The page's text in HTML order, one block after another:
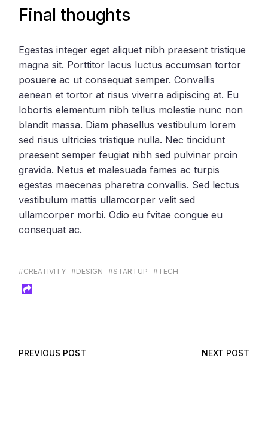
Final thoughts
Egestas integer eget aliquet nibh praesent tristique
magna sit. Porttitor lacus luctus accumsan tortor
posuere ac ut consequat semper. Convallis
aenean et tortor at risus viverra adipiscing at. Eu
lobortis elementum nibh tellus molestie nunc non
blandit massa. Diam phasellus vestibulum lorem
sed risus ultricies tristique nulla. Nec tincidunt
praesent semper feugiat nibh sed pulvinar proin
gravida. Netus et malesuada fames ac turpis
egestas maecenas pharetra convallis. Sed lectus
vestibulum mattis ullamcorper velit sed
ullamcorper morbi. Odio eu fvitae congue eu
consequat ac.
#CREATIVITY #DESIGN #STARTUP #TECH
PREVIOUS POST NEXT POST